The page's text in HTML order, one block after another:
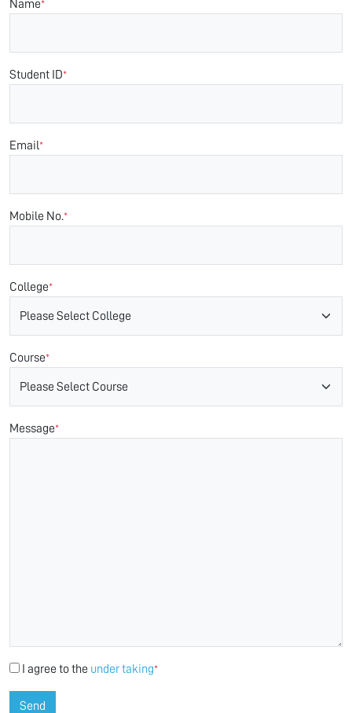
Name*
Student ID*
Email*
Mobile No.*
College*
Course*
Message*
I agree to the under taking*
Send